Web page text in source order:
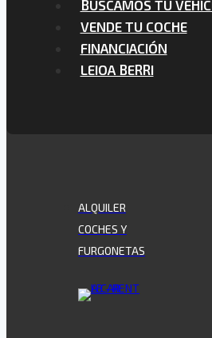
BUSCAMOS TU
VENDE TU COCHE
FINANCIACIÓN
LEIOA BERRI
ALQUILER
COCHES Y
FURGONETAS